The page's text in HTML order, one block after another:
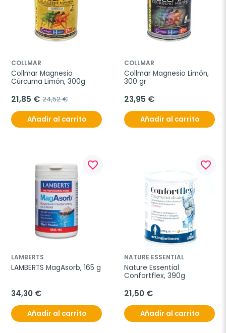
COLLMAR
Collmar Magnesio
Cúrcuma Limón, 300g
21,85 € 24,52 €
Añadir al carrito
COLLMAR
Collmar Magnesio Limón,
300 gr
23,95 €
Añadir al carrito
favorite_border
LAMBERTS
LAMBERTS MagAsorb, 165 g
34,30 €
Añadir al carrito
favorite_border
NATURE ESSENTIAL
Nature Essential
Confortflex, 390g
21,50 €
Añadir al carrito